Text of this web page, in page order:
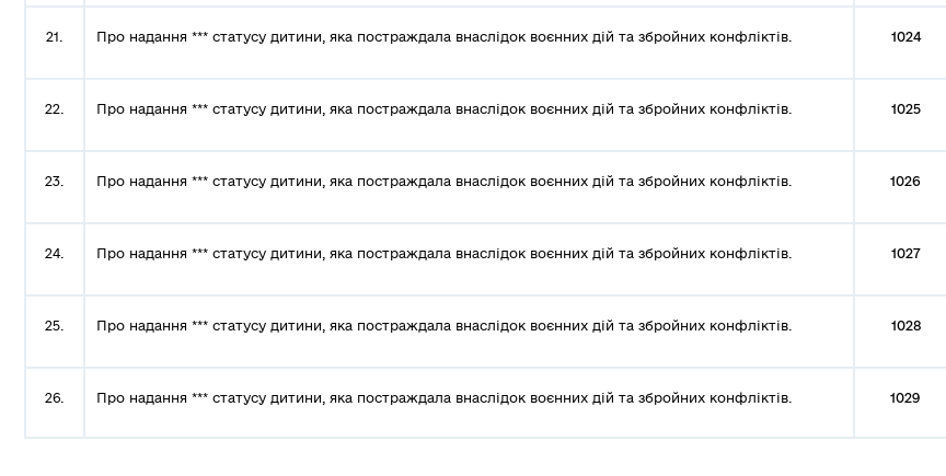
21. Про надання *** статусу дитини, яка постраждала внаслідок воєнних дій та збройних конфліктів. 1024
22. Про надання *** статусу дитини, яка постраждала внаслідок воєнних дій та збройних конфліктів. 1025
23. Про надання *** статусу дитини, яка постраждала внаслідок воєнних дій та збройних конфліктів. 1026
24. Про надання *** статусу дитини, яка постраждала внаслідок воєнних дій та збройних конфліктів. 1027
25. Про надання *** статусу дитини, яка постраждала внаслідок воєнних дій та збройних конфліктів. 1028
26. Про надання *** статусу дитини, яка постраждала внаслідок воєнних дій та збройних конфліктів. 1029